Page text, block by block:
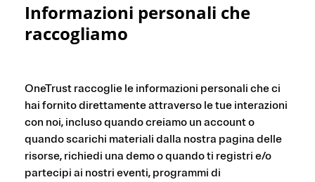
Informazioni personali che
raccogliamo
OneTrust raccoglie le informazioni personali che ci
hai fornito direttamente attraverso le tue interazioni
con noi, incluso quando creiamo un account o
quando scarichi materiali dalla nostra pagina delle
risorse, richiedi una demo o quando ti registri e/o
partecipi ai nostri eventi, programmi di